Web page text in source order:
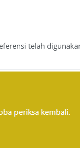
telah